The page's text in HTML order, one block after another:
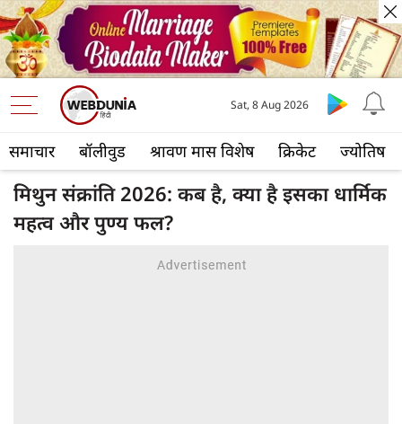
समाचार बॉलीवुड श्रावण मास विशेष क्रिकेट ज्योतिष
Sat, 8 Aug 2026
मिथुन संक्रांति 2026: कब है, क्या है इसका धार्मिक
महत्व और पुण्य फल?